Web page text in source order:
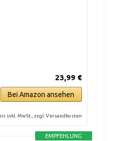
23,99 €
Bei Amazon ansehen
inkl. MwSt., zzgl. Versandkosten
EMPFEHLUNG